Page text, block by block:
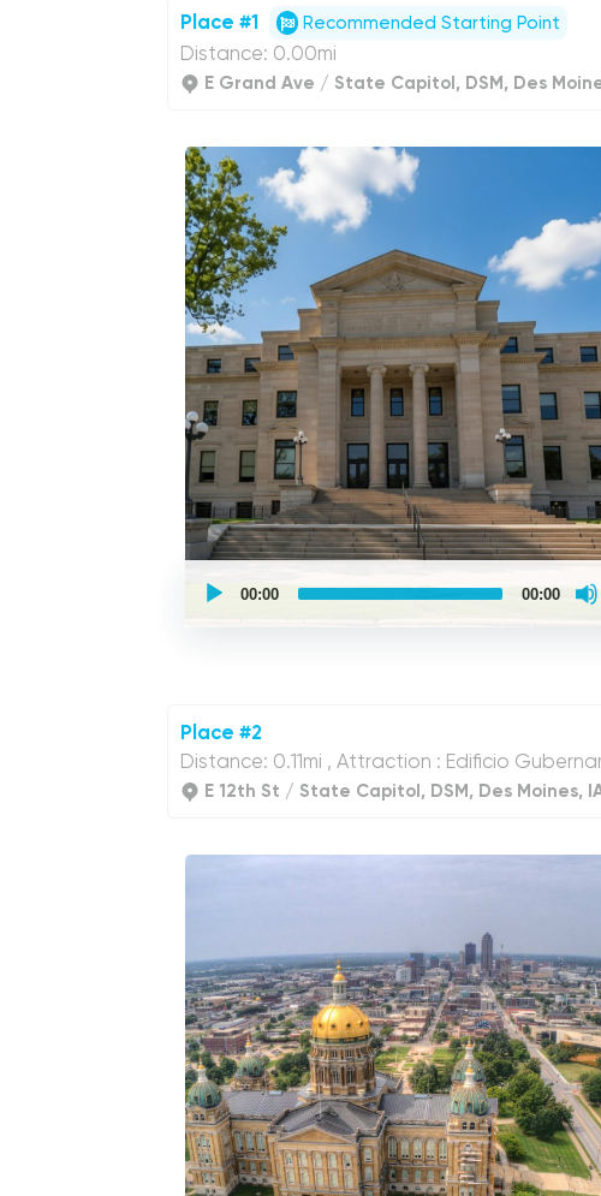
Place #1 Recommended Starting Point
Distance: 0.00mi
E Grand Ave / State Capitol, DSM, Des
UCPlaces
self
guided
tour
00:00 00:00
Place #2
Distance: 0.11mi , Attraction : Edificio
E 12th St / State Capitol, DSM, Des Moines,